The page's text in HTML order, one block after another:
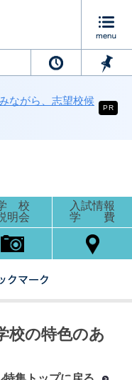
ながら、志望校候
PR
校
明会
入試情報
学 費
校の特色のあ